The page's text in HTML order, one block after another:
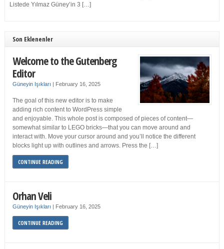
Listede Yılmaz Güney’in 3 […]
Son Eklenenler
Welcome to the Gutenberg
Editor
Güneyin Işıkları | February 16, 2025
The goal of this new editor is to make
adding rich content to WordPress simple
and enjoyable. This whole post is composed of pieces of content—
somewhat similar to LEGO bricks—that you can move around and
interact with. Move your cursor around and you’ll notice the different
blocks light up with outlines and arrows. Press the […]
CONTINUE READING
Orhan Veli
Güneyin Işıkları | February 16, 2025
CONTINUE READING